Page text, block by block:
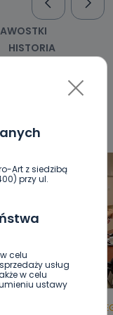
Art z siedzibą
przy ul.
celu
usług
w celu
ustawy
HISTORIA
SAMORZĄD
ŚWIĘTYCH